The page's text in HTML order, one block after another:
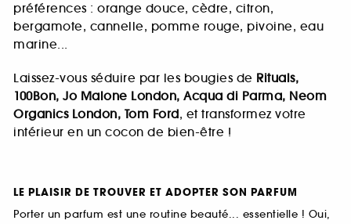
préférences : orange douce, cèdre, citron,
bergamote, cannelle, pomme rouge, pivoine, eau
marine...
Laissez-vous séduire par les bougies de Rituals,
100Bon, Jo Malone London, Acqua di Parma, Neom
Organics London, Tom Ford, et transformez votre
intérieur en un cocon de bien-être !
LE PLAISIR DE TROUVER ET ADOPTER SON PARFUM
Porter un parfum est une routine beauté... essentielle ! Oui,